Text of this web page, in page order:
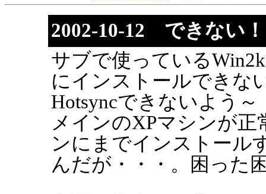
2002-10-12 できない！
サブで使っている
にインストールできな
Hotsyncできないよう～
メインのXPマシンが
ンにまでインストール
んだが・・・。困った